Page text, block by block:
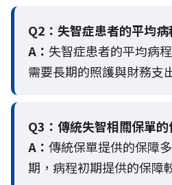
Q2： 失智症患者的平均病
A： 失智症患者的平均病
需要長期的照護與財務支
Q3： 傳統失智相關保單
A： 傳統保單提供的保障
期，病程初期提供的保障